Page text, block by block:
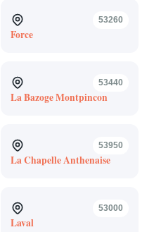
53260
Force
53440
La Bazoge Montpincon
53950
La Chapelle Anthenaise
53000
Laval